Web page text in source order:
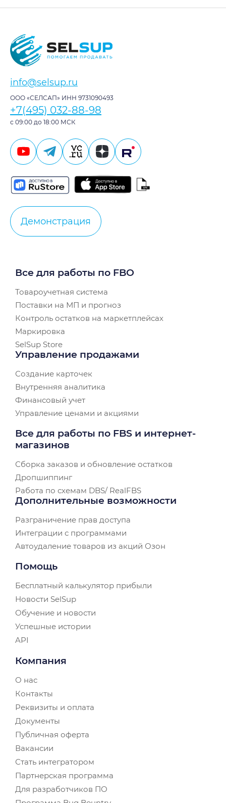
info@selsup.ru
ООО «СЕЛСАП» ИНН 9731090493
+7(495) 032-88-98
с 09:00 до 18:00 МСК
Демонстрация
Все для работы по FBO
Товароучетная система
Поставки на МП и прогноз
Контроль остатков на маркетплейсах
Маркировка
SelSup Store
Управление продажами
Создание карточек
Внутренняя аналитика
Финансовый учет
Управление ценами и акциями
Все для работы по FBS и интернет-
магазинов
Сборка заказов и обновление остатков
Дропшиппинг
Работа по схемам DBS/ RealFBS
Дополнительные возможности
Разграничение прав доступа
Интеграции с программами
Автоудаление товаров из акций Озон
Помощь
Бесплатный калькулятор прибыли
Новости SelSup
Обучение и новости
Успешные истории
API
Компания
О нас
Контакты
Реквизиты и оплата
Документы
Публичная оферта
Вакансии
Стать интегратором
Партнерская программа
Для разработчиков ПО